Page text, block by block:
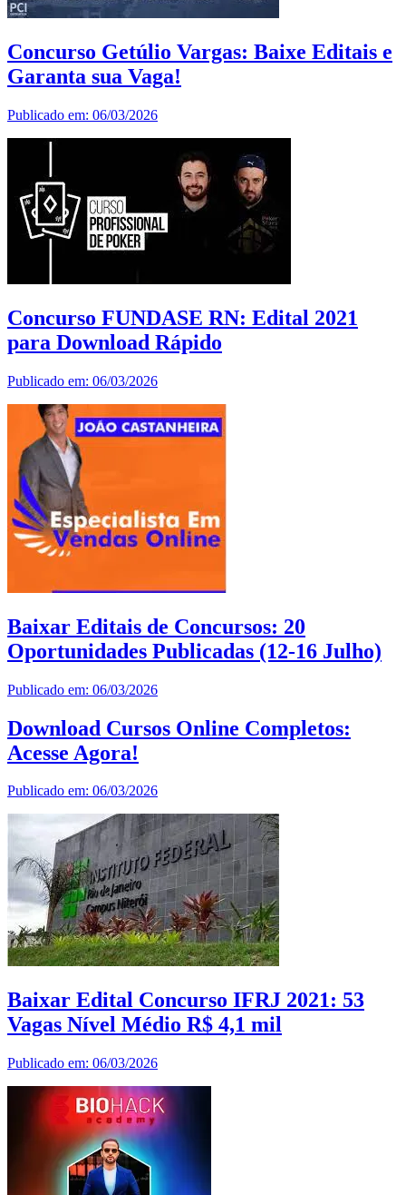
Concurso Getúlio Vargas: Baixe Editais e
Garanta sua Vaga!
Publicado em: 06/03/2026
Concurso FUNDASE RN: Edital 2021
para Download Rápido
Publicado em: 06/03/2026
Baixar Editais de Concursos: 20
Oportunidades Publicadas (12-16 Julho)
Publicado em: 06/03/2026
Download Cursos Online Completos:
Acesse Agora!
Publicado em: 06/03/2026
Baixar Edital Concurso IFRJ 2021: 53
Vagas Nível Médio R$ 4,1 mil
Publicado em: 06/03/2026